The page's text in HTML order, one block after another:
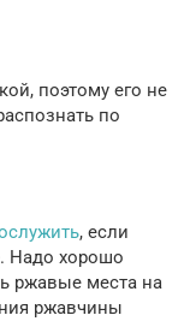
поэтому его не
по
, если
Надо хорошо
ржавые места на
ржавчины